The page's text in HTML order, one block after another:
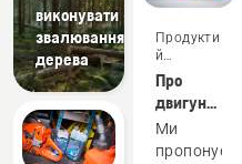
виконувати
звалювання
дерева
Продукти
й
інновації
Про
двигун
Husqvarna
X-Torq®
Ми
пропонуємо